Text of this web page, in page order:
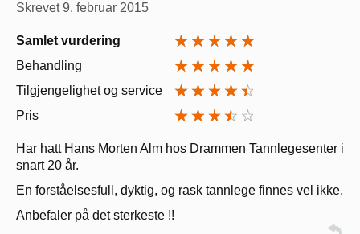
Skrevet9. februar 2015
Samlet vurdering
Behandling
Tilgjengelighet og service
Pris
Har hatt Hans Morten Alm hos Drammen Tannlegesenter i
snart 20 år.
En forståelsesfull, dyktig, og rask tannlege finnes vel ikke.
Anbefaler på det sterkeste !!